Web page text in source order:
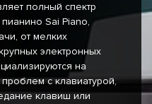
полный спектр
Sai Piano,
от мелких
электронных
на
с клавиатурой,
клавиш или